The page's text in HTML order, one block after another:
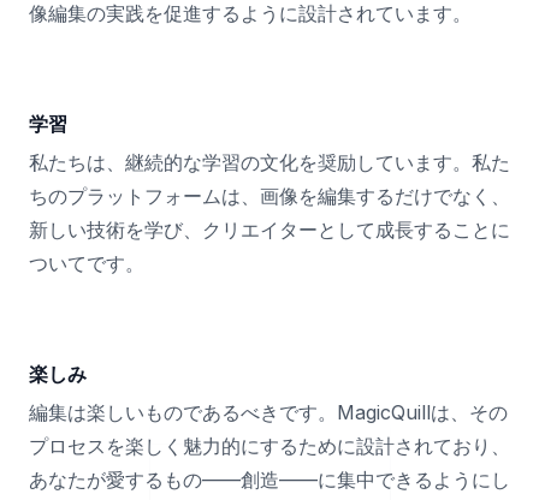
像編集の実践を促進するように設計されています。
学習
私たちは、継続的な学習の文化を奨励しています。私た
ちのプラットフォームは、画像を編集するだけでなく、
新しい技術を学び、クリエイターとして成長することに
ついてです。
楽しみ
編集は楽しいものであるべきです。MagicQuillは、その
プロセスを楽しく魅力的にするために設計されており、
あなたが愛するもの——創造——に集中できるようにし